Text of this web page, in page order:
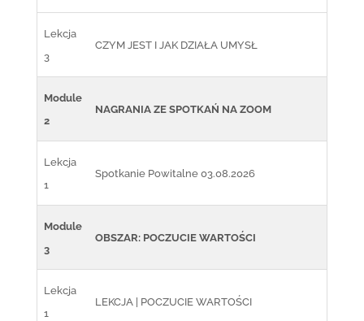
Lekcja
3
CZYM JEST I JAK DZIAŁA UMYSŁ
Module
2
NAGRANIA ZE SPOTKAŃ NA ZOOM
Lekcja
1
Spotkanie Powitalne 03.08.2026
Module
3
OBSZAR: POCZUCIE WARTOŚCI
Lekcja
1
LEKCJA | POCZUCIE WARTOŚCI